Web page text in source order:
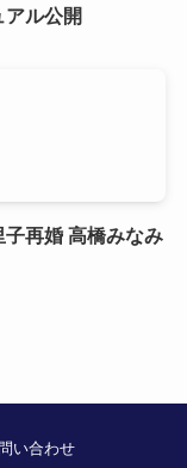
アル公開
子再婚 高橋みなみ
い合わせ